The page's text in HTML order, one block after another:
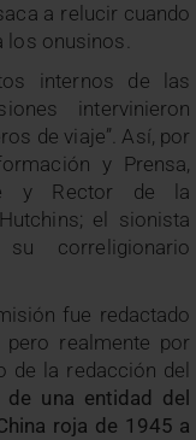
a relucir cuando
los onusinos.
internos de las
intervinieron
de viaje”. Así, por
y Prensa,
y Rector de la
el sionista
correligionario
fue redactado
realmente por
de la redacción del
una entidad del
roja de 1945 a